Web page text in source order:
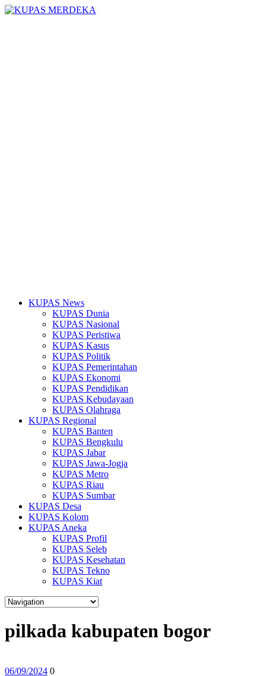
KUPAS News
KUPAS Dunia
KUPAS Nasional
KUPAS Peristiwa
KUPAS Kasus
KUPAS Politik
KUPAS Pemerintahan
KUPAS Ekonomi
KUPAS Pendidikan
KUPAS Kebudayaan
KUPAS Olahraga
KUPAS Regional
KUPAS Banten
KUPAS Bengkulu
KUPAS Jabar
KUPAS Jawa-Jogja
KUPAS Metro
KUPAS Riau
KUPAS Sumbar
KUPAS Desa
KUPAS Kolom
KUPAS Aneka
KUPAS Profil
KUPAS Seleb
KUPAS Kesehatan
KUPAS Tekno
KUPAS Kiat
pilkada kabupaten bogor
06/09/2024 0